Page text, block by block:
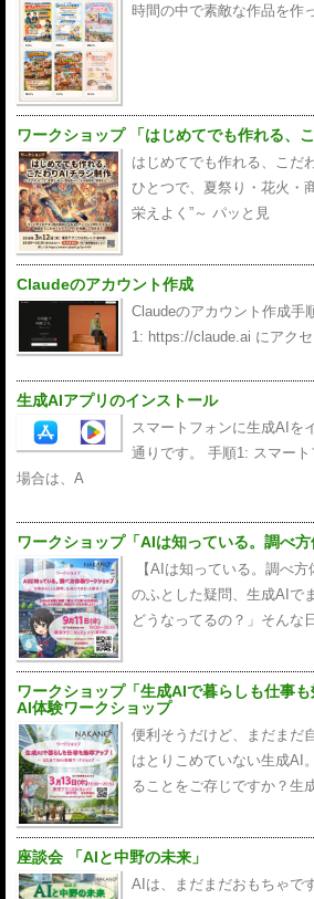
時間の中で素敵な作品を作
ワークショップ 「はじめてでも作れる、
はじめてでも作れる、こだ
ひとつで、夏祭り・花火・
栄えよく”～ パッと見
Claudeのアカウント作成
Claudeのアカウント作成手
1: https://claude.ai にアクセ
生成AIアプリのインストール
スマートフォンに生成AIを
通りです。 手順1: スマー
場合は、A
ワークショップ「AIは知っている。調べ方
【AIは知っている。調べ
のふとした疑問、生成AIで
どうなってるの？」そんな日
ワークショップ「生成AIで暮らしも仕事
AI体験ワークショップ
便利そうだけど、まだまだ
はとりこめていない生成AI
ることをご存じですか？生
座談会 「AIと中野の未来」
AIは、まだまだおもちゃで